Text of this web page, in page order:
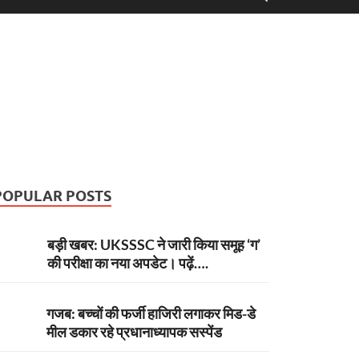
POSTS
बड़ी खबर: UKSSSC ने जारी किया समूह ‘ग’
की परीक्षा का नया अपडेट। पढ़ें….
गजब: बच्चों की फर्जी हाजिरी लगाकर मिड-डे
मील डकार रहे प्रधानाध्यापक सस्पेंड